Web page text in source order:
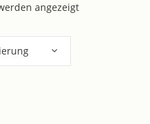
angezeigt